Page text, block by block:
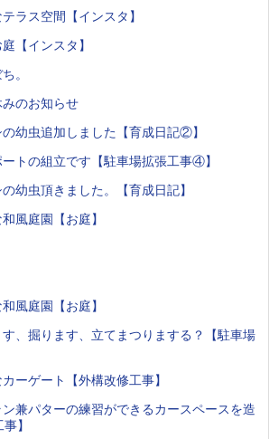
ラス空間【インスタ】
【インスタ】
。
のお知らせ
幼虫追加しました【育成日記②】
トの組立です【駐車場拡張工事④】
幼虫頂きました。【育成日記】
風庭園【お庭】
風庭園【お庭】
、掘ります、立てまつりまする？【駐車場
ーゲート【外構改修工事】
兼パターの練習ができるカースペースを造
】